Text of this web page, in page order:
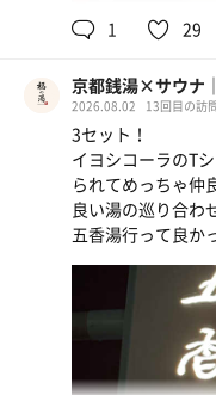
く食べれて最高
1 29
京都銭湯×サウナ
2026.08.02 13回目の訪
3セット！
イヨシコーラのT
られてめっちゃ仲
良い湯の巡り合わ
五香湯行って良か